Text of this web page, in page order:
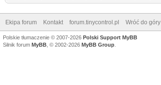
Ekipa forum Kontakt forum.tinycontrol.pl Wróć do góry
Polskie tłumaczenie © 2007-2026 Polski Support MyBB
Silnik forum MyBB , © 2002-2026 MyBB Group